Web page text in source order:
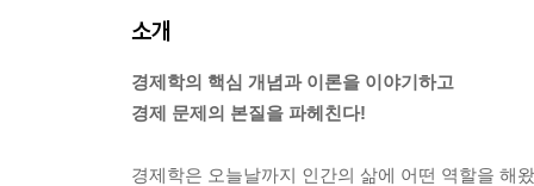
소개
경제학의 핵심 개념과 이론을 이야기하고
경제 문제의 본질을 파헤친다!
경제학은 오늘날까지 인간의 삶에 어떤 역할을 해